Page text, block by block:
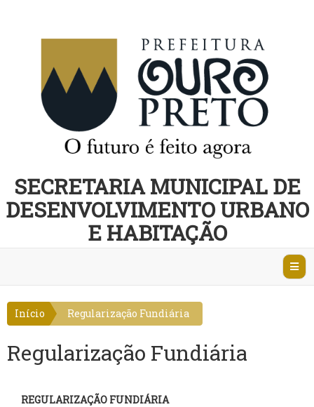
SECRETARIA MUNICIPAL DE
DESENVOLVIMENTO URBANO
E HABITAÇÃO
Início Regularização Fundiária
Regularização Fundiária
REGULARIZAÇÃO FUNDIÁRIA